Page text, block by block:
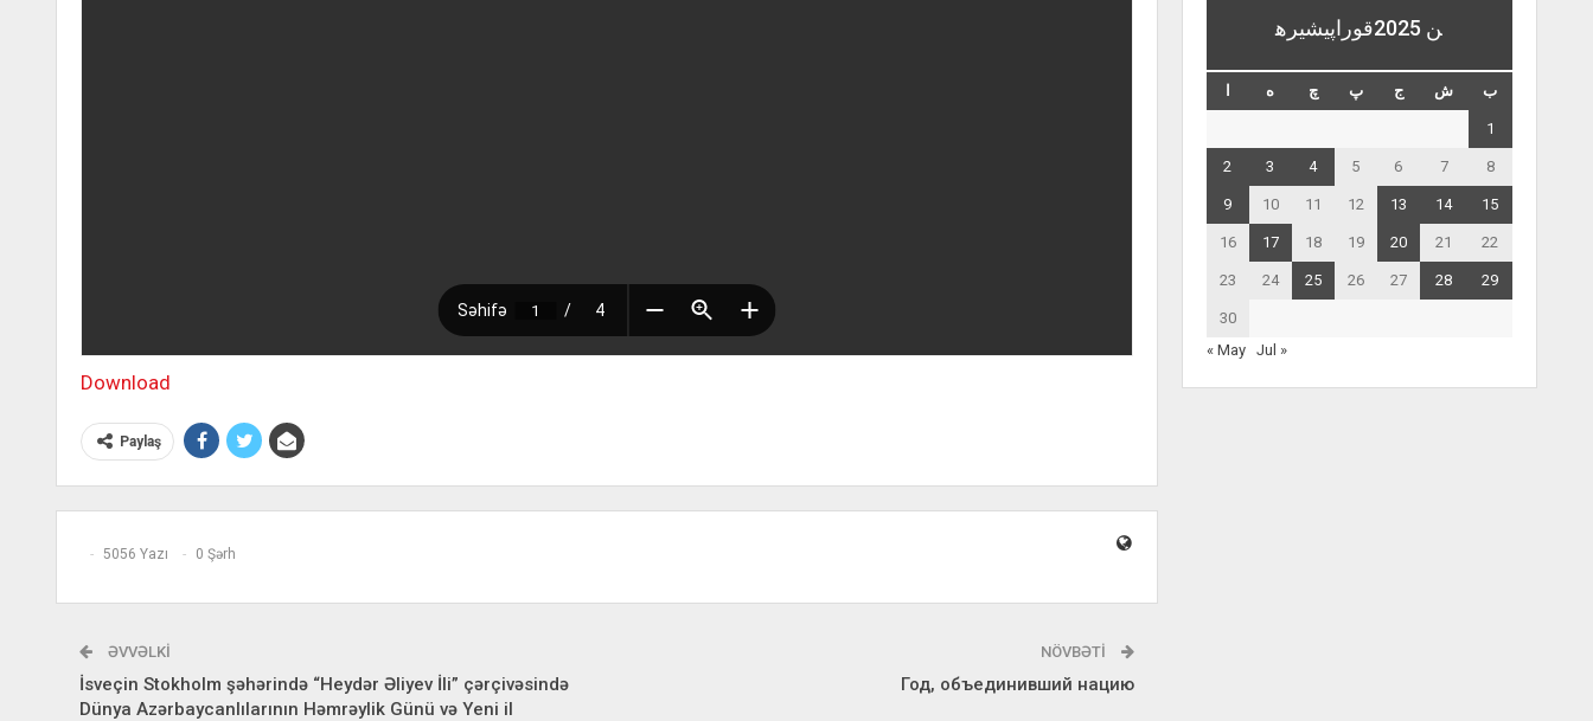
Download
Paylaş
5056 Yazı 0 Şərh
ƏVVƏLKI
İsveçin Stokholm şəhərində “Heydər Əliyev İli” çərçivəsində
Dünya Azərbaycanlılarının Həmrəylik Günü və Yeni il
NÖVBƏTI
Год, объединивший нацию
قوراپيشيره‎ن 2025
ه چ پ ج ش ب
1
2 3 4 5 6 7 8
9 10 11 12 13 14 15
16 17 18 19 20 21 22
23 24 25 26 27 28 29
30
« May
Jul »